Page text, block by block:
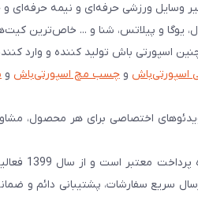
وسایل ورزشی حرفه‌ای و نیمه حرفه‌ای
یوگا و پیلاتس، شنا و ... خاص‌ترین
اسپورتی باش تولید کننده و وارد
اسپورتی‌باش و چسب مچ اسپورتی‌باش و
اختصاصی برای هر محصول،
اسپورتی‌ باش را
سریع سفارشات، پشتیبانی دائم و